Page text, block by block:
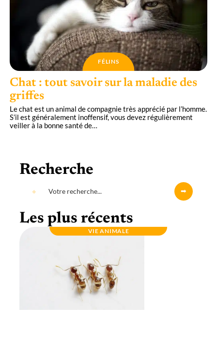
FÉLINS
Chat : tout savoir sur la maladie des
griffes
Le chat est un animal de compagnie très apprécié par l’homme.
S’il est généralement inoffensif, vous devez régulièrement
veiller à la bonne santé de…
Recherche
Les plus récents
VIE ANIMALE